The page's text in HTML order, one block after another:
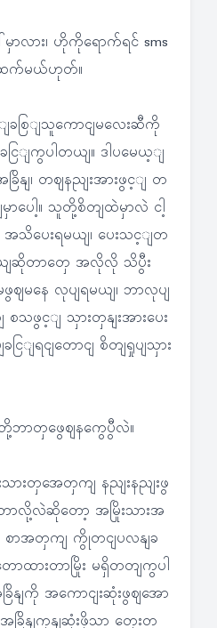
မှာလား၊ ဟိုကိုရောက်ရင် sms
းဆက်မယ်ဟုတ်။
စြျသူကောငျမလေးဆီကို
ခငြျကွပါတယျ။ ဒါပမေယ့ျ
ျ၊ တဈနညျးအားဖွင့ျ တ
ာပေါ့။ သူတို့စိတျထဲမှာလဲ ငါ့
သိပေးရမယျ၊ ပေးသင့ျတ
ယျဆိုတာတှေ အလိုလို သိပွီး
ဈမနေ လုပျရမယျ၊ ဘာလုပျ
စသဖွင့ျ သှားတှနျးအားပေး
ျရငျတောငျ စိတျရှုပျသှား
တို့ဘာတှဖွေဈနကွေပွီလဲ။
သားတှအေတှကျ နညျးနညျးဖွ
ဘာလို့လဲဆိုတော့ အမြိုးသားအ
၀ စာအတှကျ ကွိုတငျပလနျခ
တောထားတာမြိုး မရှိတတျကွပါ
ျကို အကောငျးဆုံးဖွဈအော
ခြိနျကုနျဆုံးဖို့သာ တှေးတ